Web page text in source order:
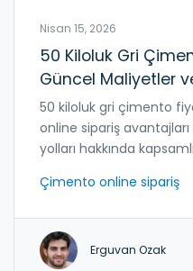
Nisan 15, 2026
50 Kiloluk Gri
Güncel Maliyetler
50 kiloluk gri çimento
online sipariş
yolları hakkında
Çimento online sipariş
Erguvan Ozak